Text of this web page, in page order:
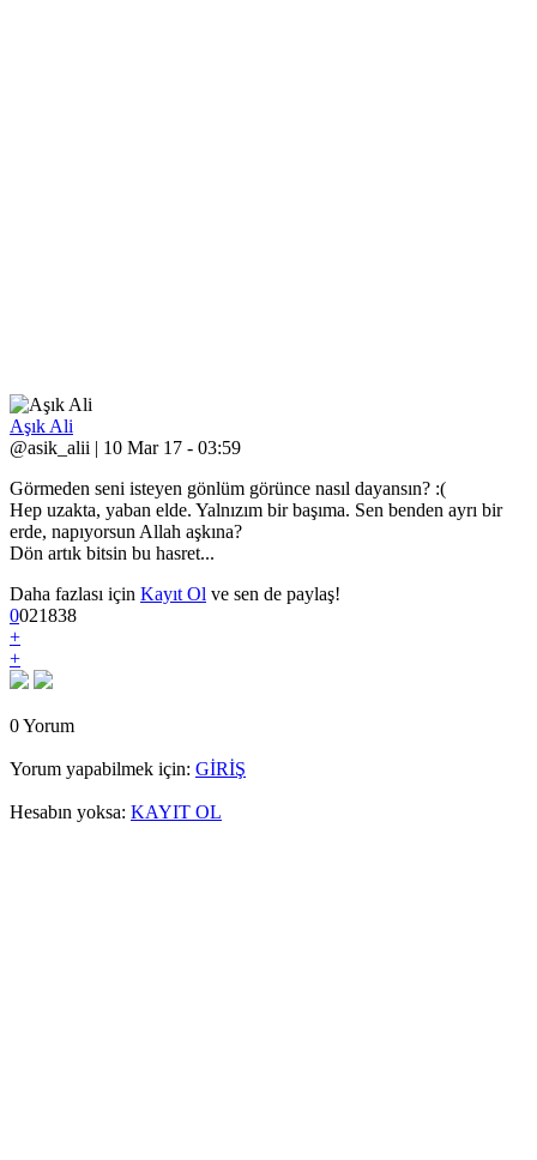
Aşık Ali
@asik_alii | 10 Mar 17 - 03:59
Görmeden seni isteyen gönlüm görünce nasıl dayansın? :(
Hep uzakta, yaban elde. Yalnızım bir başıma. Sen benden ayrı bir
erde, napıyorsun Allah aşkına?
Dön artık bitsin bu hasret...
Daha fazlası için Kayıt Ol ve sen de paylaş!
0021838
+
+
0 Yorum
Yorum yapabilmek için: GİRİŞ
Hesabın yoksa: KAYIT OL